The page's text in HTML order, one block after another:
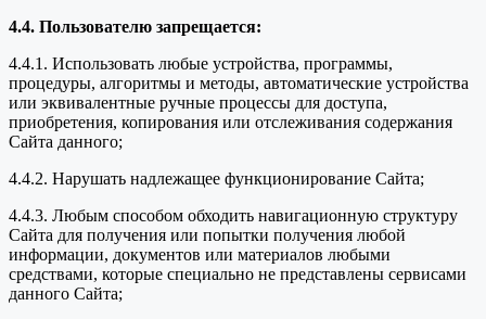
4.4. Пользователю запрещается:
4.4.1. Использовать любые устройства, программы,
процедуры, алгоритмы и методы, автоматические устройства
или эквивалентные ручные процессы для доступа,
приобретения, копирования или отслеживания содержания
Сайта данного;
4.4.2. Нарушать надлежащее функционирование Сайта;
4.4.3. Любым способом обходить навигационную структуру
Сайта для получения или попытки получения любой
информации, документов или материалов любыми
средствами, которые специально не представлены сервисами
данного Сайта;